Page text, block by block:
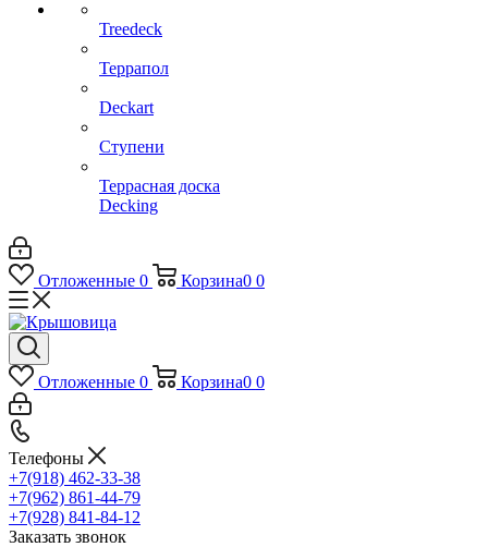
Treedeck
Террапол
Deckart
Ступени
Террасная доска
Decking
Отложенные 0 Корзина0 0
Отложенные 0 Корзина0 0
Телефоны
+7(918) 462-33-38
+7(962) 861-44-79
+7(928) 841-84-12
Заказать звонок